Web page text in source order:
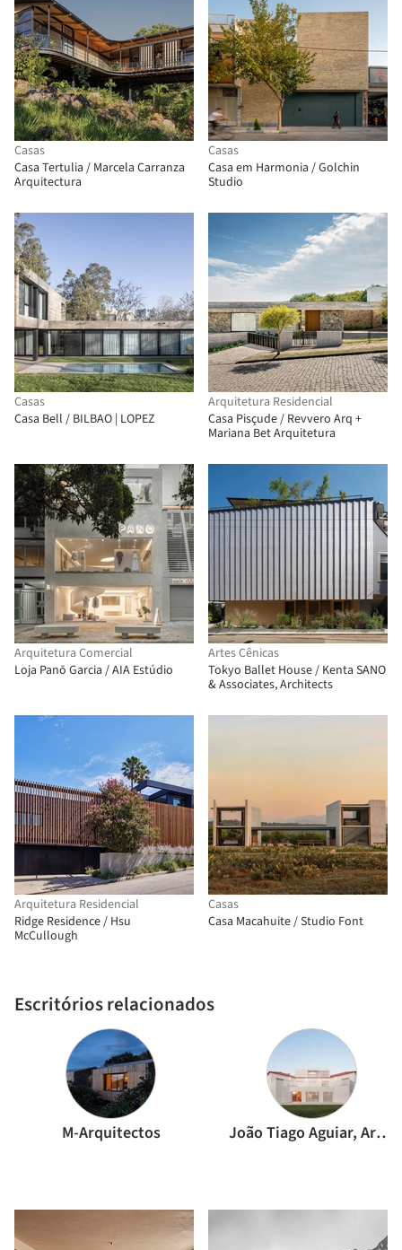
Casas
Casa Tertulia / Marcela Carranza
Arquitectura
Casas
Casa em Harmonia / Golchin
Studio
Casas
Casa Bell / BILBAO | LOPEZ
Arquitetura Residencial
Casa Pisçude / Revvero Arq +
Mariana Bet Arquitetura
Arquitetura Comercial
Loja Panō Garcia / AIA Estúdio
Artes Cênicas
Tokyo Ballet House / Kenta SANO
& Associates, Architects
Arquitetura Residencial
Ridge Residence / Hsu
McCullough
Escritórios relacionados
M-Arquitectos João Tiago Aguiar, Arquitectos
Casas
Casa Macahuite / Studio Font